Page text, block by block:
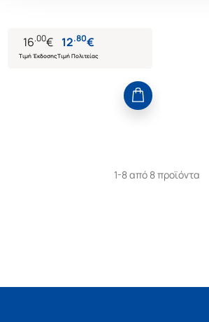
16.00€
Τιμή Έκδοσης
12.80€
Τιμή Πολιτείας
1-8 από 8 προϊόντα